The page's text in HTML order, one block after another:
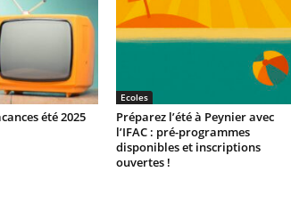
été 2025
Ecoles
Préparez l’été à Peynier avec
l’IFAC : pré-programmes
disponibles et inscriptions
ouvertes !